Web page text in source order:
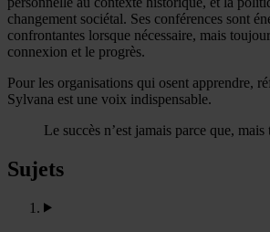
changement sociétal. Ses conférences sont
confrontantes lorsque nécessaire, mais
connexion et le progrès.
Pour les organisations qui osent apprendre,
Sylvana est une voix indispensable.
Le succès n’est jamais parce que,
Sujets